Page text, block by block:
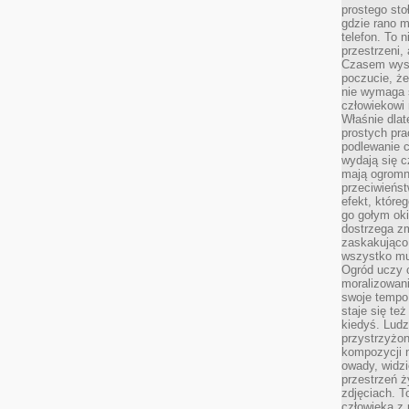
prostego
gdzie rano
telefon. To
przestrzeni,
Czasem
poczucie,
nie
Właśnie
prostych
podlewanie
wydają się
mają
efekt,
go gołym
dostrzega
wszystko
Ogród uczy
swoje
staje się też
kiedyś.
kompozycji
owady,
przestrzeń
zdjęciach.